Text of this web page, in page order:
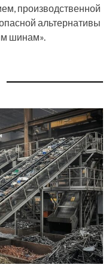
производственной
альтернативы
шинам».